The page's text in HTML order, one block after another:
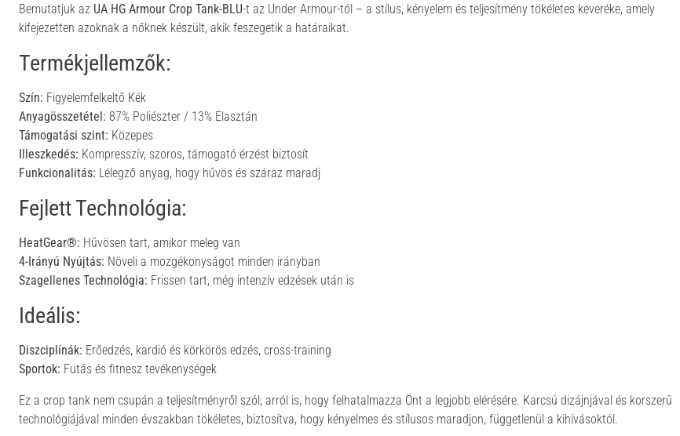
Bemutatjuk az UA HG Armour Crop Tank-BLU-t az Under Armour-tól – a stílus, kényelem és teljesítmény tökéletes keveréke, amely
kifejezetten azoknak a nőknek készült, akik feszegetik a határaikat.
Termékjellemzők:
Szín: Figyelemfelkeltő Kék
Anyagösszetétel: 87% Poliészter / 13% Elasztán
Támogatási szint: Közepes
Illeszkedés: Kompresszív, szoros, támogató érzést biztosít
Funkcionalitás: Lélegző anyag, hogy hűvös és száraz maradj
Fejlett Technológia:
HeatGear®: Hűvösen tart, amikor meleg van
4-Irányú Nyújtás: Növeli a mozgékonyságot minden irányban
Szagellenes Technológia: Frissen tart, még intenzív edzések után is
Ideális:
Diszciplínák: Erőedzés, kardió és körkörös edzés, cross-training
Sportok: Futás és fitnesz tevékenységek
Ez a crop tank nem csupán a teljesítményről szól; arról is, hogy felhatalmazza Önt a legjobb elérésére. Karcsú dizájnjával és korszerű
technológiájával minden évszakban tökéletes, biztosítva, hogy kényelmes és stílusos maradjon, függetlenül a kihívásoktól.